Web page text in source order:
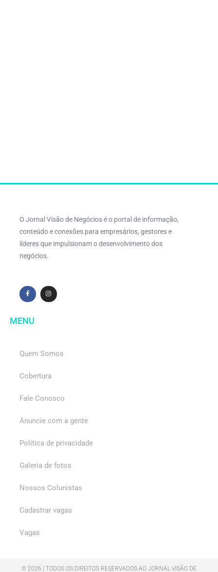
O Jornal Visão de Negócios é o portal de informação,
conteúdo e conexões para empresários, gestores e
líderes que impulsionam o desenvolvimento dos
negócios.
MENU
Quem Somos
Cobertura
Fale Conosco
Anuncie com a gente
Política de privacidade
Galeria de fotos
Nossos Colunistas
Cadastrar vagas
Vagas
© 2026 | TODOS OS DIREITOS RESERVADOS AO JORNAL VISÃO DE